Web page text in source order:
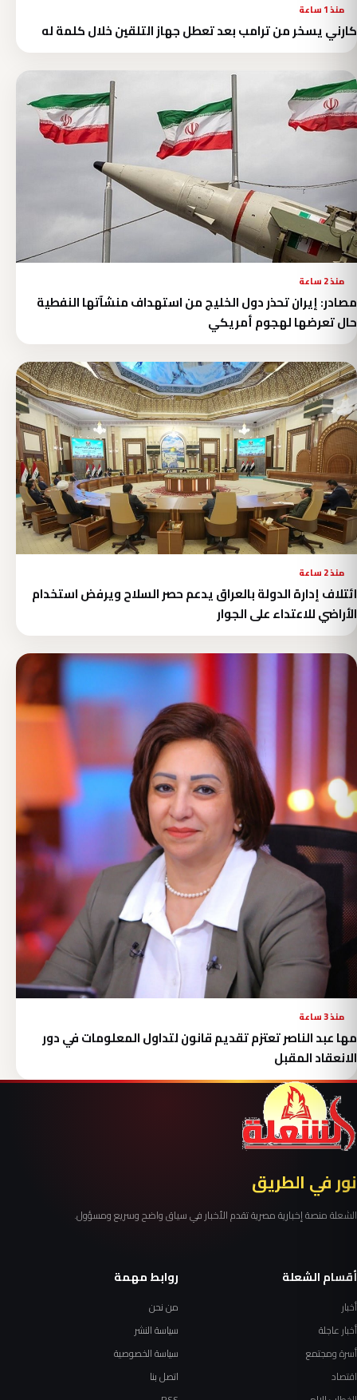
منذ 1 ساعة
كارني يسخر من ترامب بعد تعطل جهاز التلقين خلال كلمة له
منذ 2 ساعة
مصادر: إيران تحذر دول الخليج من استهداف منشآتها النفطية
حال تعرضها لهجوم أمريكي
منذ 2 ساعة
ائتلاف إدارة الدولة بالعراق يدعم حصر السلاح ويرفض استخدام
الأراضي للاعتداء على الجوار
منذ 3 ساعة
مها عبد الناصر تعتزم تقديم قانون لتداول المعلومات في دور
الانعقاد المقبل
نور في الطريق
الشعلة منصة إخبارية مصرية تقدم الأخبار في سياق واضح وسريع ومسؤول.
أقسام الشعلة
أخبار
أخبار عاجلة
أسرة ومجتمع
اقتصاد
روابط مهمة
من نحن
سياسة النشر
سياسة الخصوصية
اتصل بنا